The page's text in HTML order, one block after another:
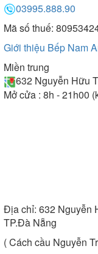
03995.888.90
Mã số thuế:
Giới thiệu Bếp Nam
Miền trung
632 Nguyễn Hữu
Mở cửa : 8h - 21h00
Địa chỉ: 632 Nguyễn
TP.Đà Nẵng
( Cách cầu Nguyễn